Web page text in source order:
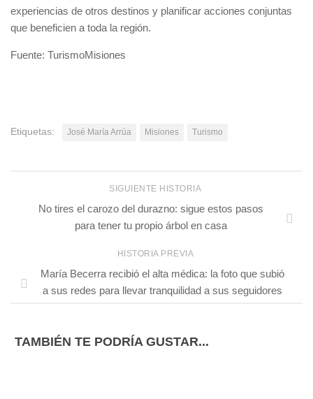
experiencias de otros destinos y planificar acciones conjuntas
que beneficien a toda la región.
Fuente: TurismoMisiones
Etiquetas: José María Arrúa Misiones Turismo
SIGUIENTE HISTORIA
No tires el carozo del durazno: sigue estos pasos
para tener tu propio árbol en casa
HISTORIA PREVIA
María Becerra recibió el alta médica: la foto que subió
a sus redes para llevar tranquilidad a sus seguidores
TAMBIÉN TE PODRÍA GUSTAR...